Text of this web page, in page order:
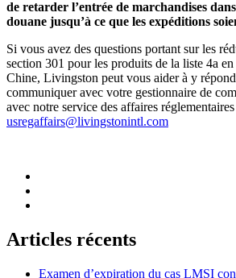
de retarder l’entrée de marchandises
douane jusqu’à ce que les expéditions
Si vous avez des questions portant sur les
section 301 pour les produits de la liste 4a
Chine, Livingston peut vous aider à y
communiquer avec votre gestionnaire de
avec notre service des affaires réglementaires
usregaffairs@livingstonintl.com
Articles récents
Examen d’expiration du cas LMSI